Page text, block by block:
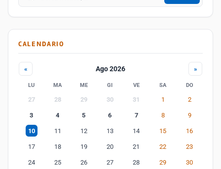
CALENDARIO
« Ago 2026 »
LU MA ME GI VE SA DO
27 28 29 30 31 1 2
3 4 5 6 7 8 9
10 11 12 13 14 15 16
17 18 19 20 21 22 23
24 25 26 27 28 29 30